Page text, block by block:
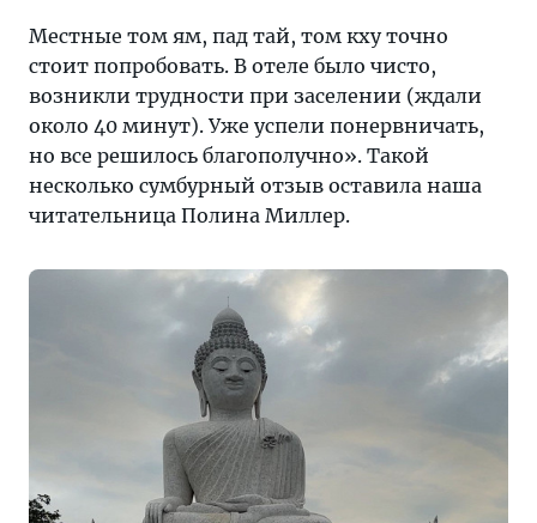
Местные том ям, пад тай, том кху точно
стоит попробовать. В отеле было чисто,
возникли трудности при заселении (ждали
около 40 минут). Уже успели понервничать,
но все решилось благополучно». Такой
несколько сумбурный отзыв оставила наша
читательница Полина Миллер.